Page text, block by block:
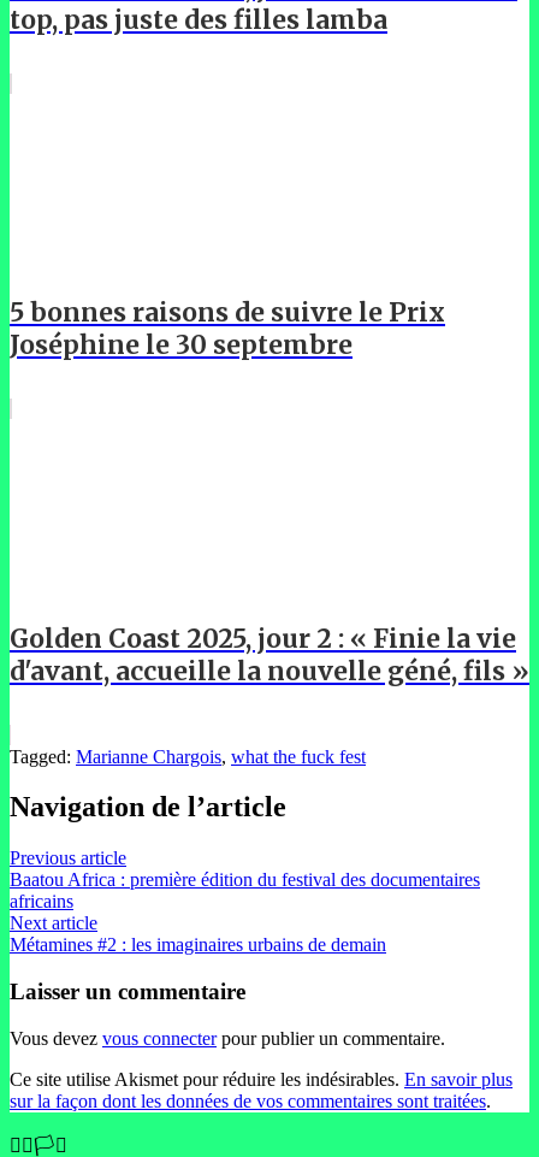
top, pas juste des filles lamba
5 bonnes raisons de suivre le Prix
Joséphine le 30 septembre
Golden Coast 2025, jour 2 : « Finie la vie
d'avant, accueille la nouvelle géné, fils »
Tagged: Marianne Chargois, what the fuck fest
Navigation de l’article
Previous article
Baatou Africa : première édition du festival des documentaires
africains
Next article
Métamines #2 : les imaginaires urbains de demain
Laisser un commentaire
Vous devez vous connecterpour publier un commentaire.
Ce site utilise Akismet pour réduire les indésirables. En savoir plus
sur la façon dont les données de vos commentaires sont traitées.
🏳️‍🌈🏳️‍⚧️